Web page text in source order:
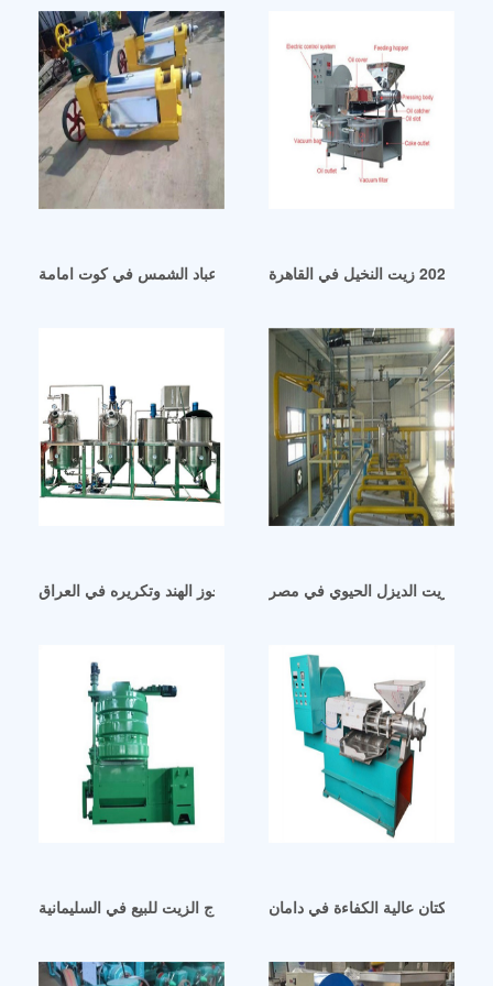
موردي زيت جوز الهند آلة عصر زيت عباد الشمس في كوت امامة
ماكينة معالجة زيت جوز الهند وتكريره في العراقزيت الديزل الحيوي في مصر
آلة استخراج الزيت للبيع في السليمانيةالكتان عالية الكفاءة في دامان